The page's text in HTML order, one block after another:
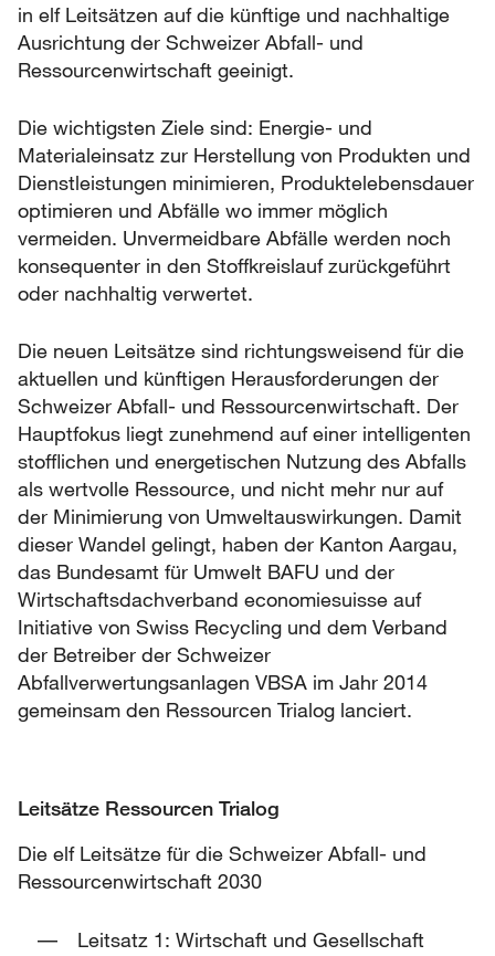
in elf Leitsätzen auf die künftige und nachhaltige
Ausrichtung der Schweizer Abfall- und
Ressourcenwirtschaft geeinigt.
Die wichtigsten Ziele sind: Energie- und
Materialeinsatz zur Herstellung von Produkten und
Dienstleistungen minimieren, Produktelebensdauer
optimieren und Abfälle wo immer möglich
vermeiden. Unvermeidbare Abfälle werden noch
konsequenter in den Stoffkreislauf zurückgeführt
oder nachhaltig verwertet.
Die neuen Leitsätze sind richtungsweisend für die
aktuellen und künftigen Herausforderungen der
Schweizer Abfall- und Ressourcenwirtschaft. Der
Hauptfokus liegt zunehmend auf einer intelligenten
stofflichen und energetischen Nutzung des Abfalls
als wertvolle Ressource, und nicht mehr nur auf
der Minimierung von Umweltauswirkungen. Damit
dieser Wandel gelingt, haben der Kanton Aargau,
das Bundesamt für Umwelt BAFU und der
Wirtschaftsdachverband economiesuisse auf
Initiative von Swiss Recycling und dem Verband
der Betreiber der Schweizer
Abfallverwertungsanlagen VBSA im Jahr 2014
gemeinsam den Ressourcen Trialog lanciert.
Leitsätze Ressourcen Trialog
Die elf Leitsätze für die Schweizer Abfall- und
Ressourcenwirtschaft 2030
Leitsatz 1: Wirtschaft und Gesellschaft